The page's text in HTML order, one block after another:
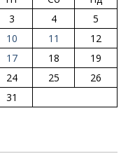
3 4
5
10 11
12
17 18
19
24 25
26
31